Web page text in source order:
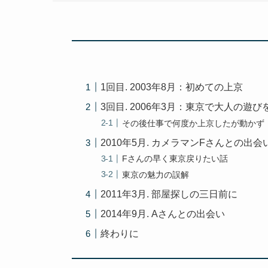
1回目. 2003年8月：初めての上京
3回目. 2006年3月：東京で大人の遊び
その後仕事で何度か上京したが動かず
2010年5月. カメラマンFさんとの出会
Fさんの早く東京戻りたい話
東京の魅力の誤解
2011年3月. 部屋探しの三日前に
2014年9月. Aさんとの出会い
終わりに